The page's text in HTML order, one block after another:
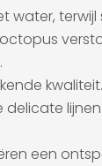
terwijl
een